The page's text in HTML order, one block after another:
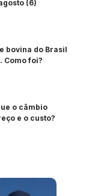
(6)
bovina do Brasil
Como foi?
o câmbio
e o custo?